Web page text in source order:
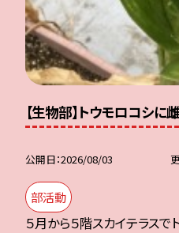
【生物部】トウモロコシに
公開日 2026/08/03
部活動
５月から５階スカイテラス